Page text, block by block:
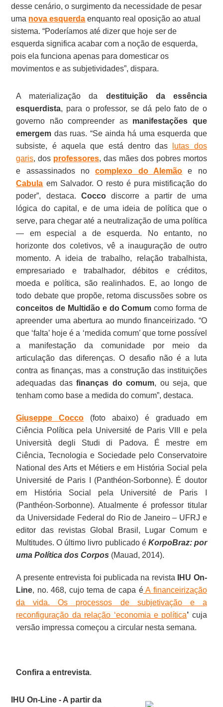
desse cenário, o surgimento da necessidade de pesar
uma nova esquerda enquanto real oposição ao atual
sistema. “Poderíamos até dizer que hoje ser de
esquerda significa acabar com a noção de esquerda,
pois ela funciona apenas para domesticar os
movimentos e as subjetividades”, dispara.
A materialização da destituição da essência
esquerdista, para o professor, se dá pelo fato de o
governo não compreender as manifestações que
emergem das ruas. “Se ainda há uma esquerda que
subsiste, é aquela que está dentro das
lutas dos
garis, dos professores, das mães dos pobres mortos
e assassinados nocomplexo do Alemãoe no
Cabula em Salvador. O resto é pura mistificação do
poder”, destaca.Cocco discorre a partir de uma
lógica do capital, e de uma ideia de política que o
serve, para chegar até a neutralização de uma política
— em especial a de esquerda. No entanto, no
horizonte dos coletivos, vê a inauguração de outro
momento. A ideia de trabalho, relação trabalhista,
empresariado e trabalhador, débitos e créditos,
moeda e política, são realinhados. E, ao longo de
todo debate que propõe, retoma discussões sobre os
conceitos de Multidão e do Comum como forma de
apreender uma abertura ao mundo financeirizado. “O
que ‘falta’ hoje é a ‘medida comum’ que torne possível
a manifestação da comunidade por meio da
articulação das diferenças. O desafio não é a luta
contra as finanças, mas a construção das instituições
adequadas dasfinanças do comum, ou seja, que
tenham como base a medida do comum”, destaca.
Giuseppe Cocco (foto abaixo) é graduado em
Ciência Política pela Université de Paris VIII e pela
Università degli Studi di Padova. É mestre em
Ciência, Tecnologia e Sociedade pelo Conservatoire
National des Arts et Métiers e em História Social pela
Université de Paris I (Panthéon-Sorbonne). É doutor
em História Social pela Université de Paris I
(Panthéon-Sorbonne). Atualmente é professor titular
da Universidade Federal do Rio de Janeiro – UFRJ e
editor das revistas Global Brasil, Lugar Comum e
Multitudes. O último livro publicado é KorpoBraz: por
uma Política dos Corpos (Mauad, 2014).
A presente entrevista foi publicada na revista
IHU On-
Line, no. 468, cujo tema de capa éA financeirização
da vida. Os processos de subjetivação e a
reconfiguração da relação ‘economia e política’ cuja
versão impressa começou a circular nesta semana.
Confira a entrevista.
IHU On-Line - A partir da